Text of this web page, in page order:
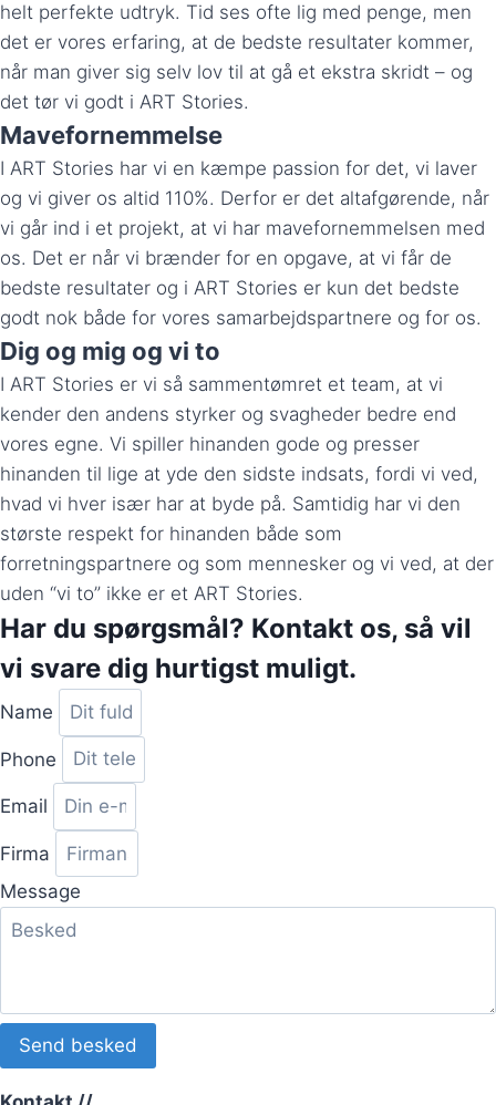
helt perfekte udtryk. Tid ses ofte lig med penge, men
det er vores erfaring, at de bedste resultater kommer,
når man giver sig selv lov til at gå et ekstra skridt – og
det tør vi godt i ART Stories.
Mavefornemmelse
I ART Stories har vi en kæmpe passion for det, vi laver
og vi giver os altid 110%. Derfor er det altafgørende, når
vi går ind i et projekt, at vi har mavefornemmelsen med
os. Det er når vi brænder for en opgave, at vi får de
bedste resultater og i ART Stories er kun det bedste
godt nok både for vores samarbejdspartnere og for os.
Dig og mig og vi to
I ART Stories er vi så sammentømret et team, at vi
kender den andens styrker og svagheder bedre end
vores egne. Vi spiller hinanden gode og presser
hinanden til lige at yde den sidste indsats, fordi vi ved,
hvad vi hver især har at byde på. Samtidig har vi den
største respekt for hinanden både som
forretningspartnere og som mennesker og vi ved, at der
uden “vi to” ikke er et ART Stories.
Har du spørgsmål? Kontakt os, så vil
vi svare dig hurtigst muligt. ​
Name
Phone
Email
Firma
Message
Send besked